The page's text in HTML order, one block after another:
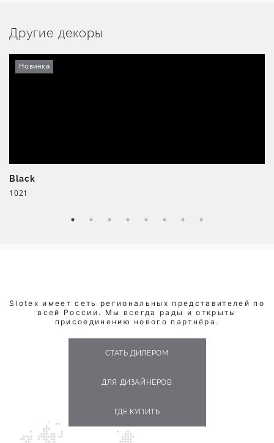
Другие декоры
Новинка
Black
1021
Slotex имеет сеть региональных представителей по
всей России. Мы всегда рады и открыты
присоединению нового партнёра.
СТАТЬ ДИЛЕРОМ
ДЛЯ ДИЗАЙНЕРОВ
ГДЕ КУПИТЬ